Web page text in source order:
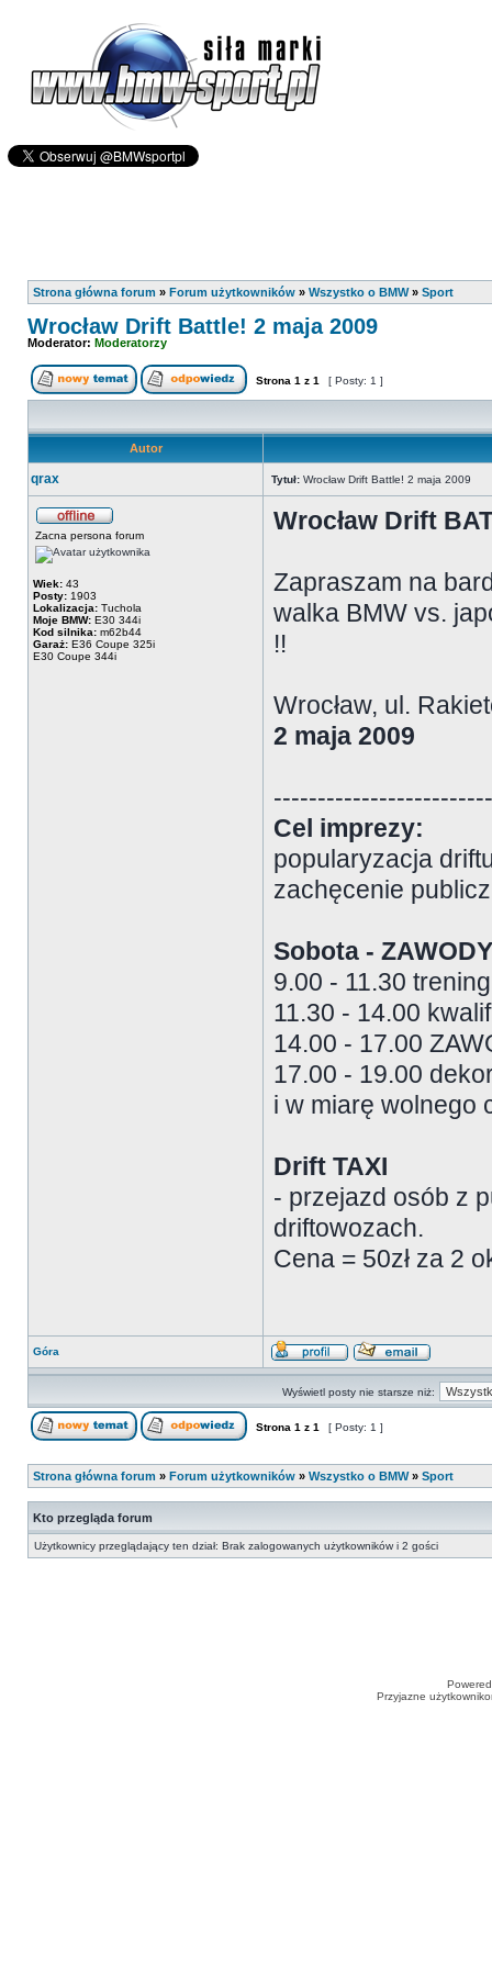
Strona główna forum » Forum użytkowników » Wszystko o BMW» Sport
Wrocław Drift Battle! 2 maja 2009
Moderator: Moderatorzy
Strona 1 z 1 [ Posty: 1 ]
Autor
qrax Tytuł: Wrocław Drift Battle! 2 maja 2009
Zacna persona forum
Wiek: 43
Posty: 1903
Lokalizacja: Tuchola
Moje BMW: E30 344i
Kod silnika: m62b44
Garaż: E36 Coupe 325i
E30 Coupe 344i
Wrocław Drift
Zapraszam na
walka BMW vs.
!!
Wrocław, ul.
2 maja 2009
Cel imprezy:
popularyzacja
zachęcenie
Sobota - ZAWODY
9.00 - 11.30
11.30 - 14.00
14.00 - 17.00
17.00 - 19.00
i w miarę wolnego
Drift TAXI
- przejazd osób z
driftowozach.
Cena = 50zł za 2
Góra
Wyświetl posty nie starsze niż:
Strona 1 z 1 [ Posty: 1 ]
Strona główna forum » Forum użytkowników » Wszystko o BMW» Sport
Kto przegląda forum
Użytkownicy przeglądający ten dział: Brak zalogowanych użytkowników i 2 gości
Przyjazne